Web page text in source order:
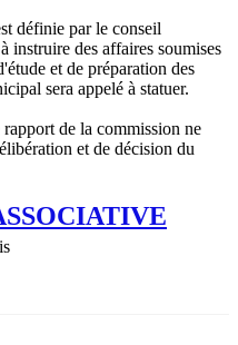
définie par le conseil
instruire des affaires soumises
et de préparation des
sera appelé à statuer.
de la commission ne
et de décision du